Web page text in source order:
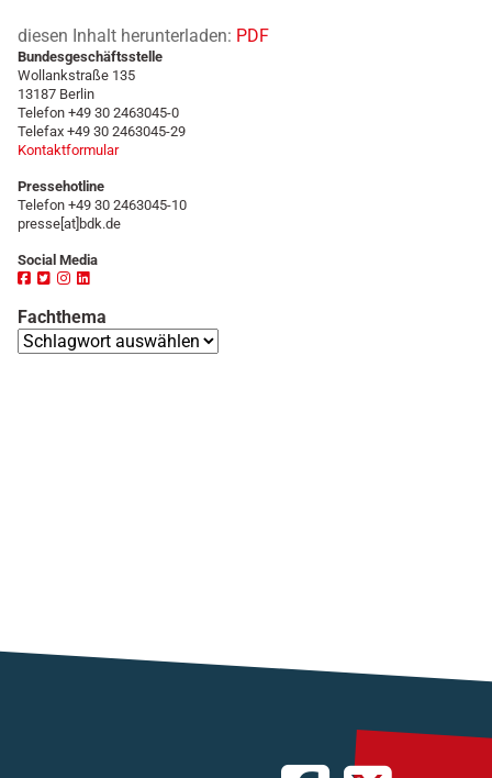
diesen Inhalt herunterladen: PDF
Bundesgeschäftsstelle
Wollankstraße 135
13187 Berlin
Telefon +49 30 2463045-0
Telefax +49 30 2463045-29
Kontaktformular
Pressehotline
Telefon +49 30 2463045-10
presse[at]bdk.de
Social Media
Fachthema